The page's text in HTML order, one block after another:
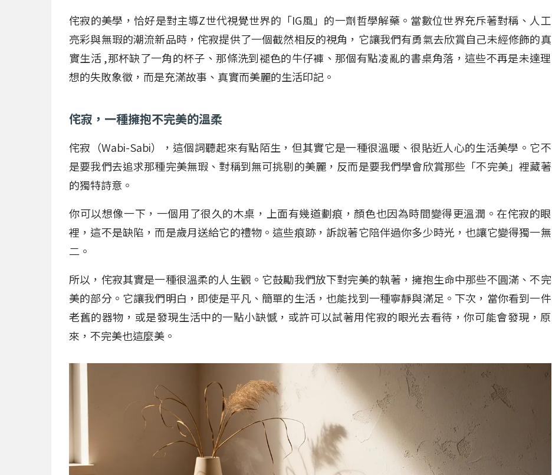
侘寂的美學，恰好是對主導Z世代視覺世界的「IG風」的一劑哲學解藥。當數位世界充斥著對稱、人工
亮彩與無瑕的潮流新品時，侘寂提供了一個截然相反的視角，它讓我們有勇氣去欣賞自己未經修飾的真
實生活 ,那杯缺了一角的杯子、那條洗到褪色的牛仔褲、那個有點凌亂的書桌角落，這些不再是未達理
想的失敗象徵，而是充滿故事、真實而美麗的生活印記。
侘寂，一種擁抱不完美的溫柔
侘寂（Wabi-Sabi），這個詞聽起來有點陌生，但其實它是一種很溫暖、很貼近人心的生活美學。它不
是要我們去追求那種完美無瑕、對稱到無可挑剔的美麗，反而是要我們學會欣賞那些「不完美」裡藏著
的獨特詩意。
你可以想像一下，一個用了很久的木桌，上面有幾道劃痕，顏色也因為時間變得更溫潤。在侘寂的眼
裡，這不是缺陷，而是歲月送給它的禮物。這些痕跡，訴說著它陪伴過你多少時光，也讓它變得獨一無
二。
所以，侘寂其實是一種很溫柔的人生觀。它鼓勵我們放下對完美的執著，擁抱生命中那些不圓滿、不完
美的部分。它讓我們明白，即使是平凡、簡單的生活，也能找到一種寧靜與滿足。下次，當你看到一件
老舊的器物，或是發現生活中的一點小缺憾，或許可以試著用侘寂的眼光去看待，你可能會發現，原
來，不完美也這麼美。